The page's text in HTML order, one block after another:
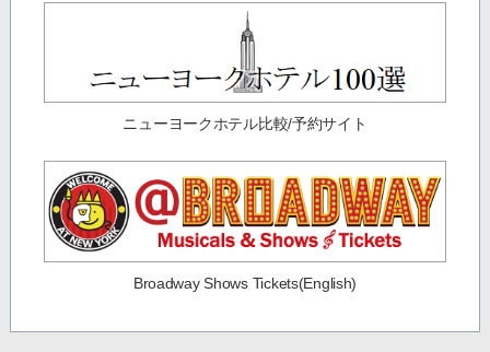
ニューヨークホテル比較/予約サイト
Broadway Shows Tickets(English)